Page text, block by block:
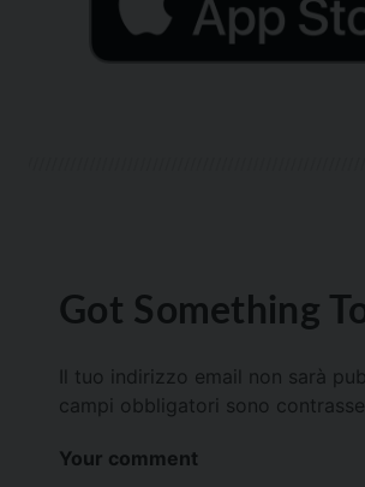
Got Something
Il tuo indirizzo email non sarà
campi obbligatori sono
Your comment